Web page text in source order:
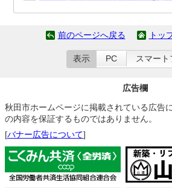
前のページへ戻る トッ
表示 PC スマート
広告欄
秋田市ホームページに掲載されている広告
の内容を保証するものではありません。
[バナー広告について]